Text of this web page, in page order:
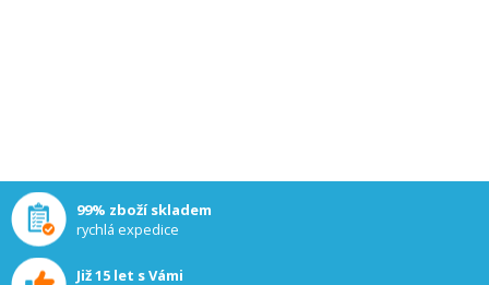
99% zboží skladem
rychlá expedice
Již 15 let s Vámi